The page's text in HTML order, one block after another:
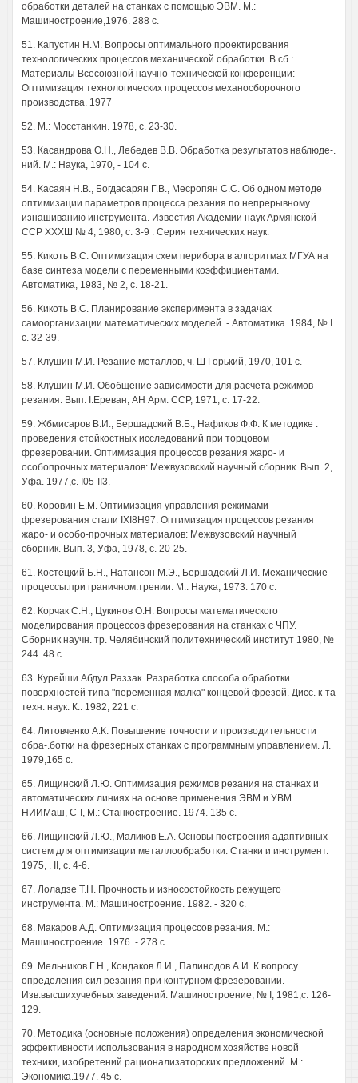
обработки деталей на станках с помощью ЭВМ. М.:
Машиностроение,1976. 288 с.
51. Капустин Н.М. Вопросы оптимального проектирования
технологических процессов механической обработки. В сб.:
Материалы Всесоюзной научно-технической конференции:
Оптимизация технологических процессов механосборочного
производства. 1977
52. М.: Мосстанкин. 1978, с. 23-30.
53. Касандрова О.Н., Лебедев В.В. Обработка результатов наблюде-.
ний. М.: Наука, 1970, - 104 с.
54. Касаян Н.В., Богдасарян Г.В., Месропян С.С. Об одном методе
оптимизации параметров процесса резания по непрерывному
изнашиванию инструмента. Известия Академии наук Армянской
ССР ХХХШ № 4, 1980, с. 3-9 . Серия технических наук.
55. Кикоть B.C. Оптимизация схем перибора в алгоритмах МГУА на
базе синтеза модели с переменными коэффициентами.
Автоматика, 1983, № 2, с. 18-21.
56. Кикоть B.C. Планирование эксперимента в задачах
самоорганизации математических моделей. -.Автоматика. 1984, № I
с. 32-39.
57. Клушин М.И. Резание металлов, ч. Ш Горький, 1970, 101 с.
58. Клушин М.И. Обобщение зависимости для.расчета режимов
резания. Вып. I.Ереван, АН Арм. ССР, 1971, с. 17-22.
59. Жбмисаров В.И., Бершадский В.Б., Нафиков Ф.Ф. К методике .
проведения стойкостных исследований при торцовом
фрезеровании. Оптимизация процессов резания жаро- и
особопрочных материалов: Межвузовский научный сборник. Вып. 2,
Уфа. 1977,с. I05-II3.
60. Коровин Е.М. Оптимизация управления режимами
фрезерования стали IXI8H97. Оптимизация процессов резания
жаро- и особо-прочных материалов: Межвузовский научный
сборник. Вып. 3, Уфа, 1978, с. 20-25.
61. Костецкий Б.Н., Натансон М.Э., Бершадский Л.И. Механические
процессы.при граничном.трении. М.: Наука, 1973. 170 с.
62. Корчак С.Н., Цукинов О.Н. Вопросы математического
моделирования процессов фрезерования на станках с ЧПУ.
Сборник научн. тр. Челябинский политехнический институт 1980, №
244. 48 с.
63. Курейши Абдул Раззак. Разработка способа обработки
поверхностей типа "переменная малка" концевой фрезой. Дисс. к-та
техн. наук. К.: 1982, 221 с.
64. Литовченко А.К. Повышение точности и производительности
обра-.ботки на фрезерных станках с программным управлением. Л.
1979,165 с.
65. Лищинский Л.Ю. Оптимизация режимов резания на станках и
автоматических линиях на основе применения ЭВМ и УВМ.
НИИМаш, C-I, М.: Станкостроение. 1974. 135 с.
66. Лищинский Л.Ю., Маликов Е.А. Основы построения адаптивных
систем для оптимизации металлообработки. Станки и инструмент.
1975, . II, с. 4-6.
67. Лоладзе Т.Н. Прочность и износостойкость режущего
инструмента. М.: Машиностроение. 1982. - 320 с.
68. Макаров А.Д. Оптимизация процессов резания. М.:
Машиностроение. 1976. - 278 с.
69. Мельников Г.Н., Кондаков Л.И., Палинодов А.И. К вопросу
определения сил резания при контурном фрезеровании.
Изв.высшихучебных заведений. Машиностроение, № I, 1981,с. 126-
129.
70. Методика (основные положения) определения экономической
эффективности использования в народном хозяйстве новой
техники, изобретений рационализаторских предложений. М.:
Экономика.1977. 45 с.